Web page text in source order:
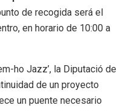
de recogida será el
en horario de 10:00 a
ho Jazz’, la Diputació de
de un proyecto
un puente necesario